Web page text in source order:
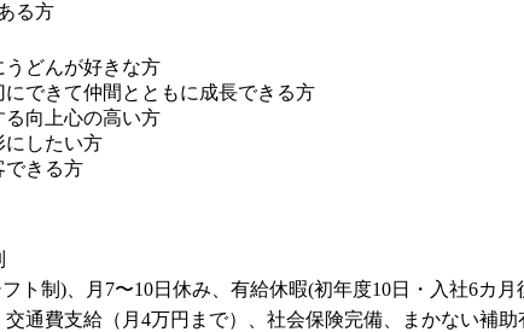
る方
うどんが好きな方
にできて仲間とともに成長できる方
る向上心の高い方
にしたい方
できる方
ト制)、月7〜10日休み、有給休暇(初年度10日・入社6
通費支給（月4万円まで）、社会保険完備、まかない補